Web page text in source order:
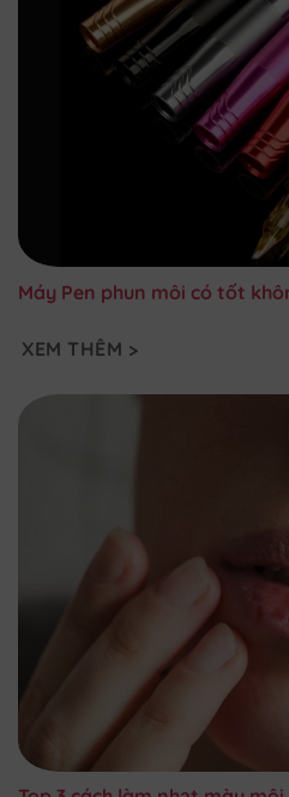
Máy Pen phun môi có tốt
XEM THÊM >